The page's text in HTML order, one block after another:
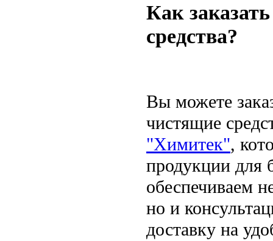
Как
средства?
Вы можете
чистящие
"Химитек",
продукции для
обеспечиваем
но и
доставку на